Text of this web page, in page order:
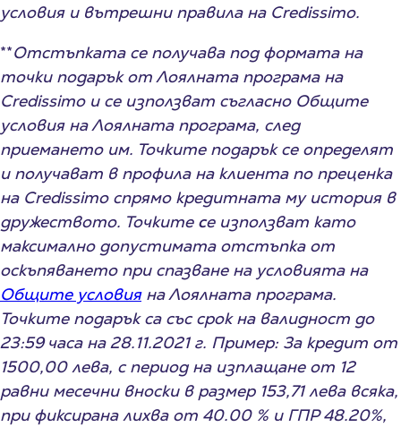
условия и вътрешни правила на Credissimo.
**Отстъпката се получава под формата на
точки подарък от Лоялната програма на
Credissimo и се използват съгласно Общите
условия на Лоялната програма, след
приемането им. Точките подарък се определят
и получават в профила на клиента по преценка
на Credissimo спрямо кредитната му история в
дружеството. Точките се използват като
максимално допустимата отстъпка от
оскъпяването при спазване на условията на
Общите условияна Лоялната програма.
Точките подарък са със срок на валидност до
23:59 часа на 28.11.2021 г. Пример: За кредит от
1500,00 лева, с период на изплащане от 12
равни месечни вноски в размер 153,71 лева всяка,
при фиксирана лихва от 40.00 % и ГПР 48.20%,